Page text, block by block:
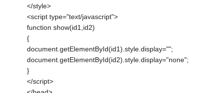
</style>
<script type="text/javascript">
function show(id1,id2)
{
document.getElementById(id1).style.display="";
document.getElementById(id2).style.display="none";
}
</script>